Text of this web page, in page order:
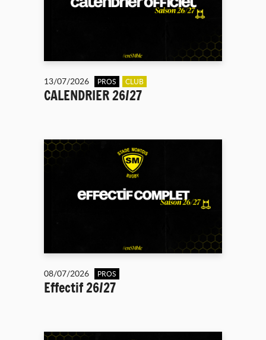
13/07/2026 PROS CLUB
CALENDRIER 26/27
08/07/2026 PROS
Effectif 26/27